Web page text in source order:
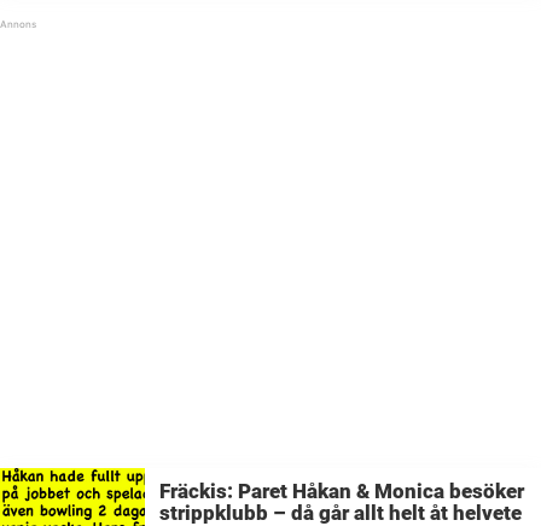
Fräckis: Paret Håkan & Monica besöker
strippklubb – då går allt helt åt helvete